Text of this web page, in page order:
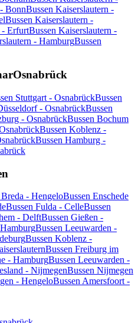
BonnBussen Kaiserslautern -
Bussen Kaiserslautern -
- ErfurtBussen Kaiserslautern -
- HamburgBussen
Stuttgart - OsnabrückBussen
- OsnabrückBussen
- OsnabrückBussen Bochum
Bussen Koblenz -
Bussen Hamburg -
- HengeloBussen Enschede
Bussen Fulda - CelleBussen
- DelftBussen Gießen -
Bussen Leeuwarden -
Bussen Koblenz -
Bussen Freiburg im
- HamburgBussen Leeuwarden -
- NijmegenBussen Nijmegen
- HengeloBussen Amersfoort -